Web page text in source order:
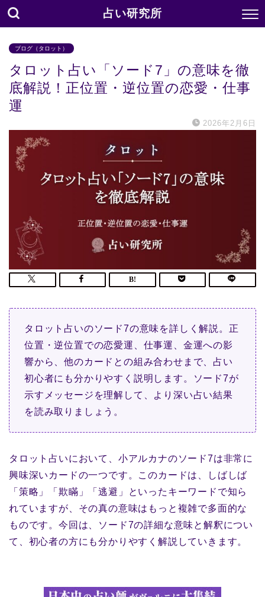
占い研究所
ブログ（タロット）
タロット占い「ソード7」の意味を徹
底解説！正位置・逆位置の恋愛・仕事
運
2026年2月6日
タロット占いのソード7の意味を詳しく解説。正
位置・逆位置での恋愛運、仕事運、金運への影
響から、他のカードとの組み合わせまで、占い
初心者にも分かりやすく説明します。ソード7が
示すメッセージを理解して、より深い占い結果
を読み取りましょう。
タロット占いにおいて、小アルカナのソード7は非常に
興味深いカードの一つです。このカードは、しばしば
「策略」「欺瞞」「逃避」といったキーワードで知ら
れていますが、その真の意味はもっと複雑で多面的な
ものです。今回は、ソード7の詳細な意味と解釈につい
て、初心者の方にも分かりやすく解説していきます。